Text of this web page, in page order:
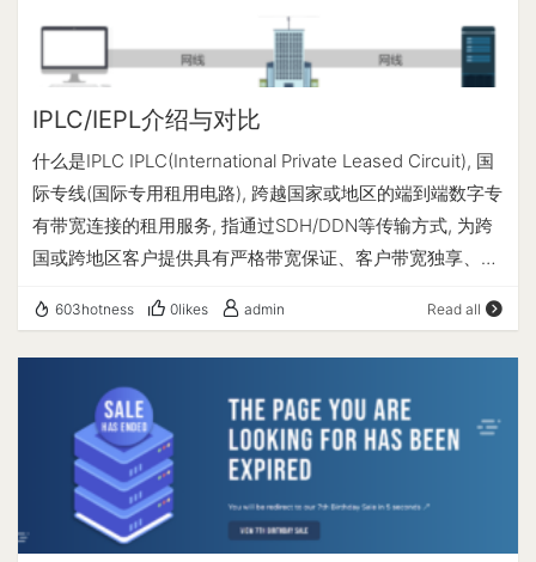
便宜，vps 最低月付 2.5 美元，独立服务器最低月付 45 美
元；虽然没接入 CN2，但总体网络质量还行，对联通线路
更友好。 DMIT 成立于2018年的美籍华人商家. 三网优化
线路有香港/美国/日本, 香港/美国为CN2 GIA, 日本Pro为
注册公司 (怀俄明州 2017-000753144)。主营美国洛杉矶
Mul­ta­Com 机房的云服务器 / VPS、独立服务器、电子邮件
托管等业务。VPS 基于 KVM 虚拟，采用自行研发的控制面
板。其所在的 Mul­ta­Com 机房采用动态路由网络，会根据不
同网络状态调整线路，很多地区的电信网络会走 CN2 线
路，因此延迟和稳定性在非高峰时段都较为优秀。同时该主
宝、Pay­pal、信用卡等方式付款。 xTom(v.ps) xTom(德国)
于2012年创建的子站, xTom也是很多商家的上游, 目前开了
12个数据中心. 三网优化线路有美国圣何塞/英国伦敦/法兰克
福/荷兰/悉尼, 稳定性优秀. 圣何塞为CN2 GIA+9929+CMI,
伦敦为10099/9929/4837, 法兰克福/荷兰为CN2
IPLC/IEPL介绍与对比
什么是IPLC IPLC(International Private Leased Circuit), 国
际专线(国际专用租用电路), 跨越国家或地区的端到端数字专
有带宽连接的租用服务, 指通过SDH/DDN等传输方式, 为跨
国或跨地区客户提供具有严格带宽保证、客户带宽独享、全
Ethernet Private Line), 国际以太网专线, 构建于MSTP设备
平台上的端到端带宽受控业务, 业务配置高度灵活和安全、
易于LAN扩容、WAN连接和满足大数据流量应用.可以根据
客户需求增加或减少带宽而不需频繁更换客户和局端设备.
IPLC和IEPL之间比较 IPLC 是端对端, 真正的物理层"专线",
IEPL 是端对端/多端, 是二层以太网. IPLC: 标准统一/全透明
电路/可靠性高/电路调配灵活, IEPL: 带宽调整灵活/安全可
靠. 共同点: 都是国际专线, IPLC专线和IEPL专线因为没有走
603hotness 0likes admin Read all